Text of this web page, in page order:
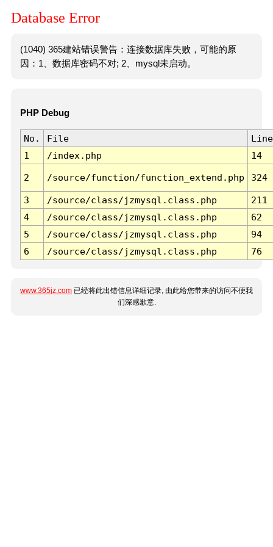
Database Error
(1040) 365建站错误警告：连接数据库失败，可能的原
因：1、数据库密码不对; 2、mysql未启动。
PHP Debug
No. File
Line
1
/index.php 14
2 /source/function/function_extend.php 324
3 /source/class/jzmysql.class.php
211
4
/source/class/jzmysql.class.php
62
5
/source/class/jzmysql.class.php
94
6
/source/class/jzmysql.class.php 76
www.365jz.com 已经将此出错信息详细记录, 由此给您带来的访问不便我
们深感歉意.